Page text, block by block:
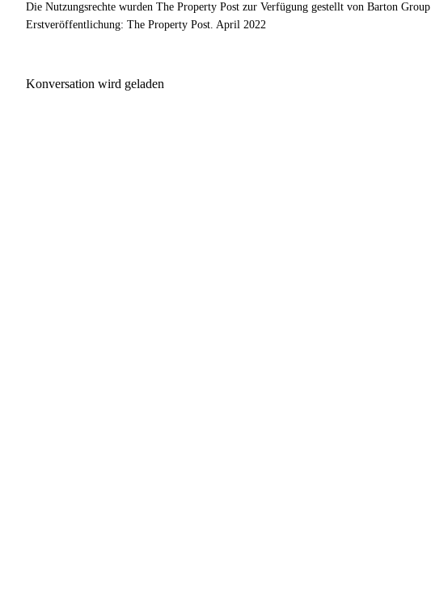
Die Nutzungsrechte wurden The Property Post zur Verfügung gestellt von Barton Group
Erstveröffentlichung: The Property Post. April 2022
Konversation wird geladen